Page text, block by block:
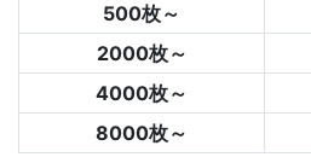
500枚～
2000枚～
4000枚～
8000枚～